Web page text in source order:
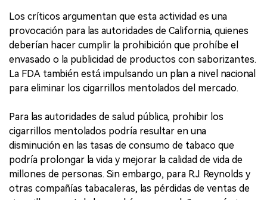
Los críticos argumentan que esta actividad es una
provocación para las autoridades de California, quienes
deberían hacer cumplir la prohibición que prohíbe el
envasado o la publicidad de productos con saborizantes.
La FDA también está impulsando un plan a nivel nacional
para eliminar los cigarrillos mentolados del mercado.
Para las autoridades de salud pública, prohibir los
cigarrillos mentolados podría resultar en una
disminución en las tasas de consumo de tabaco que
podría prolongar la vida y mejorar la calidad de vida de
millones de personas. Sin embargo, para R.J. Reynolds y
otras compañías tabacaleras, las pérdidas de ventas de